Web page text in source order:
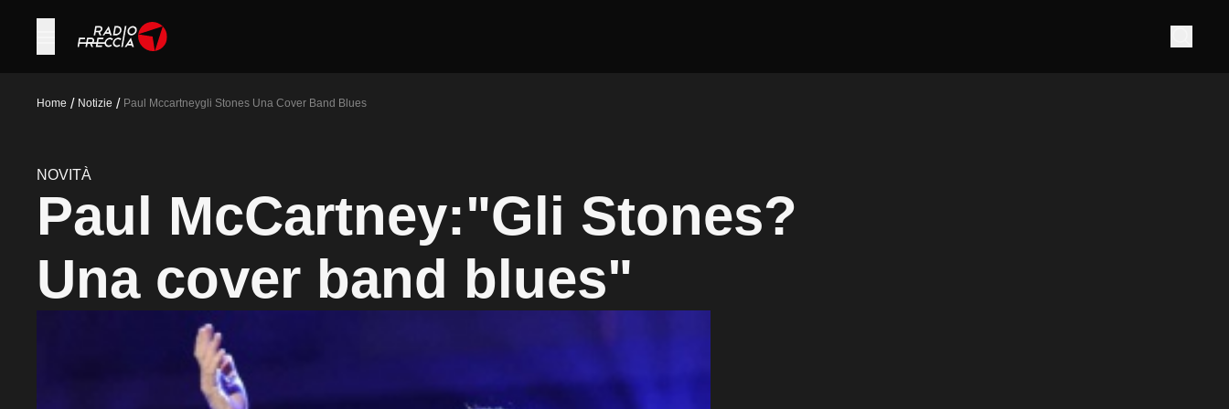
Home / Notizie / Paul Mccartneygli Stones Una Cover Band Blues
NOVITÀ
Paul McCartney:"Gli Stones?
Una cover band blues"